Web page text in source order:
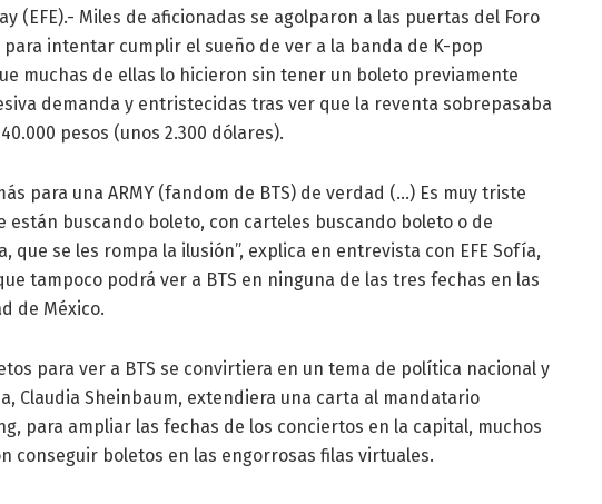
(EFE).- Miles de aficionadas se agolparon a las puertas del Foro
para intentar cumplir el sueño de ver a la banda de K-pop
muchas de ellas lo hicieron sin tener un boleto previamente
demanda y entristecidas tras ver que la reventa sobrepasaba
pesos (unos 2.300 dólares).
para una ARMY (fandom de BTS) de verdad (…) Es muy triste
están buscando boleto, con carteles buscando boleto o de
que se les rompa la ilusión”, explica en entrevista con EFE Sofía,
tampoco podrá ver a BTS en ninguna de las tres fechas en las
de México.
para ver a BTS se convirtiera en un tema de política nacional y
Claudia Sheinbaum, extendiera una carta al mandatario
para ampliar las fechas de los conciertos en la capital, muchos
conseguir boletos en las engorrosas filas virtuales.